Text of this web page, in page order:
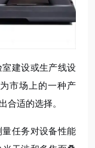
建设或生产线设
市场上的一种产
合适的选择。
任务对设备性能